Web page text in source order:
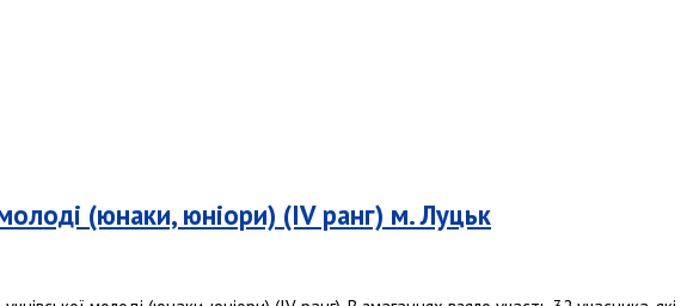
(юнаки, юніори) (IV ранг) м. Луцьк